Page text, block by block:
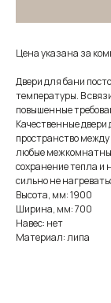
Цена указана за
Двери для бани
температуры. В
повышенные
Качественные
пространство
любые
сохранение тепла и
сильно не
Высота, мм: 1900
Ширина, мм: 700
Навес: нет
Материал: липа